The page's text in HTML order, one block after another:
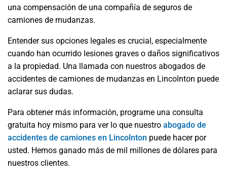
una compensación de una compañía de seguros de
camiones de mudanzas.
Entender sus opciones legales es crucial, especialmente
cuando han ocurrido lesiones graves o daños significativos
a la propiedad. Una llamada con nuestros abogados de
accidentes de camiones de mudanzas en Lincolnton puede
aclarar sus dudas.
Para obtener más información, programe una consulta
gratuita hoy mismo para ver lo que nuestro abogado de
accidentes de camiones en Lincolnton puede hacer por
usted. Hemos ganado más de mil millones de dólares para
nuestros clientes.